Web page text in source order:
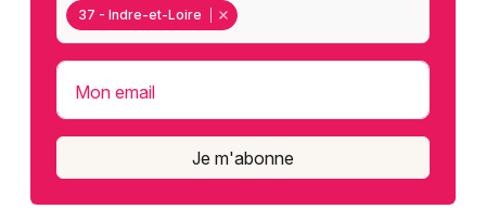
37 - Indre-et-Loire
Mon email
Je m'abonne